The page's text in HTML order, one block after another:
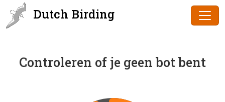
Dutch Birding
Controleren of je geen bot bent